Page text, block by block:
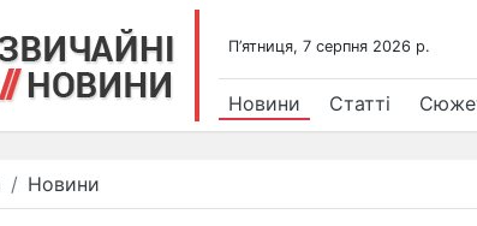
П’ятниця, 7 серпня 2026 р.
Новини Статті
Новини